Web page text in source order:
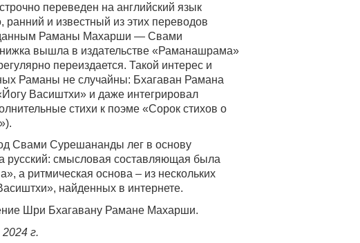
переведен на английский язык
и известный из этих переводов
Раманы Махарши — Свами
вышла в издательстве «Раманашрама»
переиздается. Такой интерес и
Раманы не случайны: Бхагаван Рамана
Васиштхи» и даже интегрировал
стихи к поэме «Сорок стихов о
Свами Сурешананды лег в основу
русский: смысловая составляющая была
а ритмическая основа – из нескольких
найденных в интернете.
Шри Бхагавану Рамане Махарши.
г.